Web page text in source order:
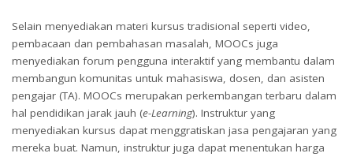
Selain menyediakan materi kursus tradisional seperti video,
pembacaan dan pembahasan masalah, MOOCs juga
menyediakan forum pengguna interaktif yang membantu dalam
membangun komunitas untuk mahasiswa, dosen, dan asisten
pengajar (TA). MOOCs merupakan perkembangan terbaru dalam
hal pendidikan jarak jauh (e-Learning). Instruktur yang
menyediakan kursus dapat menggratiskan jasa pengajaran yang
mereka buat. Namun, instruktur juga dapat menentukan harga